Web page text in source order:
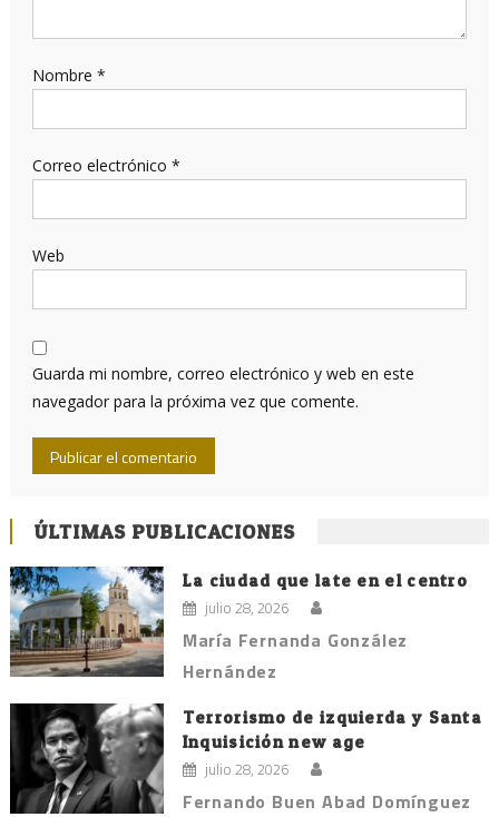
Nombre *
Correo electrónico *
Web
Guarda mi nombre, correo electrónico y web en este
navegador para la próxima vez que comente.
ÚLTIMAS PUBLICACIONES
La ciudad que late en el centro
julio 28, 2026
María Fernanda González
Hernández
Terrorismo de izquierda y Santa
Inquisición new age
julio 28, 2026
Fernando Buen Abad Domínguez